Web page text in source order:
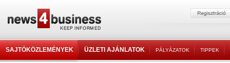
SAJTÓKÖZLEMÉNYEK ÜZLETI AJÁNLATOK PÁLYÁZATOK TIPPEK